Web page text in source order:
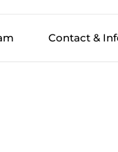
Contact & Info